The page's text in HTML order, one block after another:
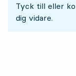
Tyck till eller
dig vidare.